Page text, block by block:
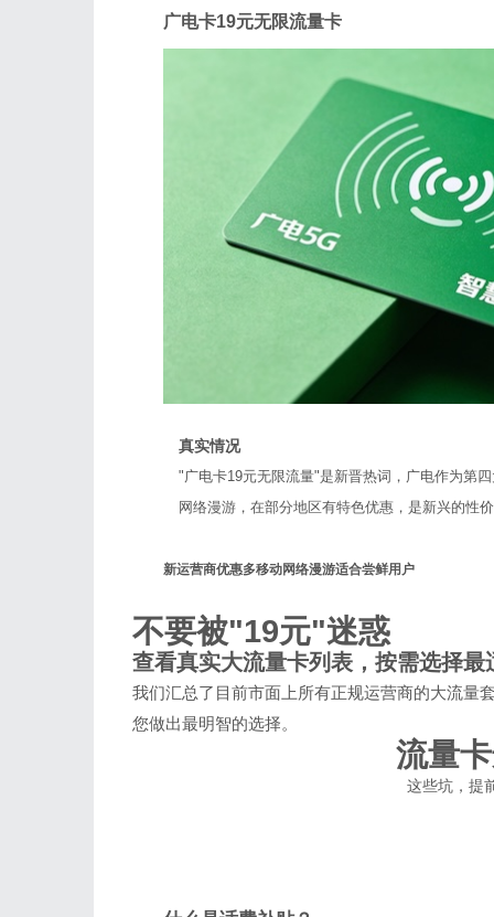
广电卡19元无限流量卡
真实情况
"广电卡19元无限流量"是新晋热词，广电作为第
网络漫游，在部分地区有特色优惠，是新兴的性
新运营商优惠多移动网络漫游适合尝鲜用户
不要被"19元"迷惑
查看真实大流量卡列表，按需选择最
我们汇总了目前市面上所有正规运营商的大流量
您做出最明智的选择。
流量
这些坑，提